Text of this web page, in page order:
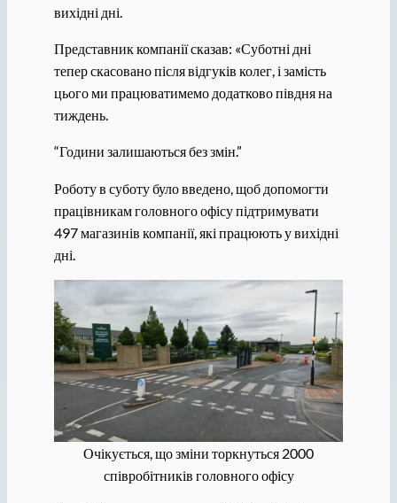
вихідні дні.
Представник компанії сказав: «Суботні дні
тепер скасовано після відгуків колег, і замість
цього ми працюватимемо додатково півдня на
тиждень.
“Години залишаються без змін.”
Роботу в суботу було введено, щоб допомогти
працівникам головного офісу підтримувати
497 магазинів компанії, які працюють у вихідні
дні.
Очікується, що зміни торкнуться 2000
співробітників головного офісу